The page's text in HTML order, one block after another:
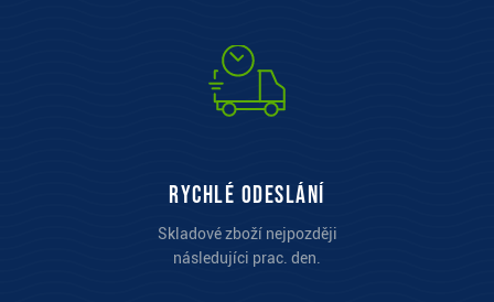
Rychlé odeslání
Skladové zboží nejpozději
následujíci prac. den.